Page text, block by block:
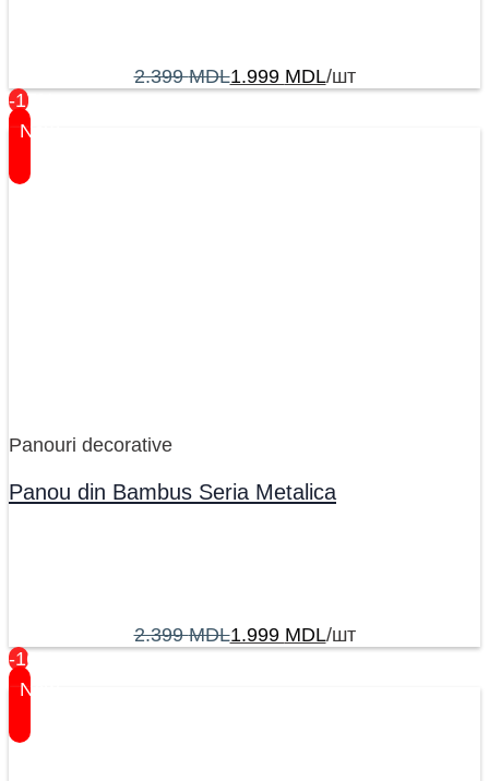
2.399MDL1.999 MDL/шт
-17%
New
Panouri decorative
Panou din Bambus Seria Metalica
2.399MDL1.999 MDL/шт
-16%
New